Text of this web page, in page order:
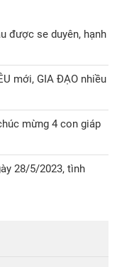
được se duyên, hạnh
mới, GIA ĐẠO nhiều
mừng 4 con giáp
28/5/2023, tình